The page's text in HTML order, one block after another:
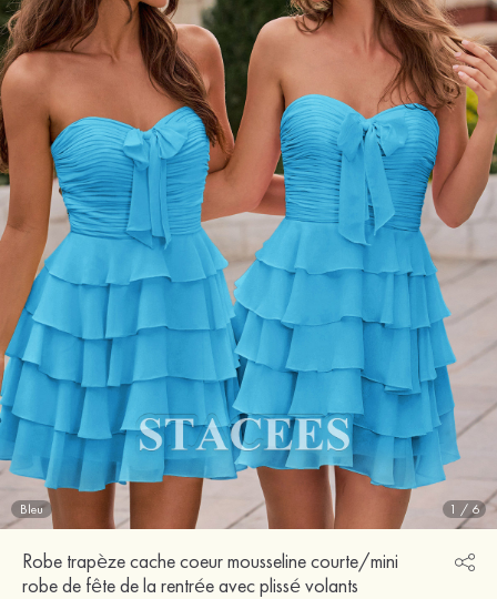
Bleu 1 / 6
Robe trapèze cache coeur mousseline courte/mini
robe de fête de la rentrée avec plissé volants